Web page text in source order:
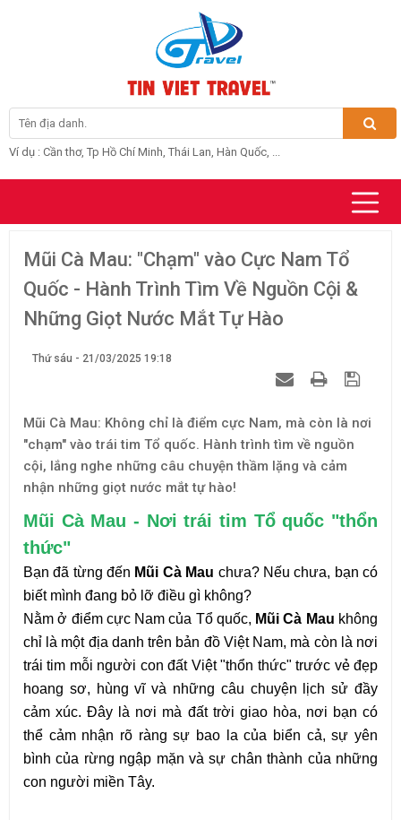
Ví dụ : Cần thơ, Tp Hồ Chí Minh, Thái Lan, Hàn Quốc, ...
Mũi Cà Mau: "Chạm" vào Cực Nam Tổ
Quốc - Hành Trình Tìm Về Nguồn Cội &
Những Giọt Nước Mắt Tự Hào
Thứ sáu - 21/03/2025 19:18
Mũi Cà Mau: Không chỉ là điểm cực Nam, mà còn là nơi
"chạm" vào trái tim Tổ quốc. Hành trình tìm về nguồn
cội, lắng nghe những câu chuyện thầm lặng và cảm
nhận những giọt nước mắt tự hào!
Mũi Cà Mau - Nơi trái tim Tổ quốc "thổn
thức"
Bạn đã từng đến Mũi Cà Mau chưa? Nếu chưa, bạn có
biết mình đang bỏ lỡ điều gì không?
Nằm ở điểm cực Nam của Tổ quốc, Mũi Cà Mau không
chỉ là một địa danh trên bản đồ Việt Nam, mà còn là nơi
trái tim mỗi người con đất Việt "thổn thức" trước vẻ đẹp
hoang sơ, hùng vĩ và những câu chuyện lịch sử đầy
cảm xúc. Đây là nơi mà đất trời giao hòa, nơi bạn có
thể cảm nhận rõ ràng sự bao la của biển cả, sự yên
bình của rừng ngập mặn và sự chân thành của những
con người miền Tây.